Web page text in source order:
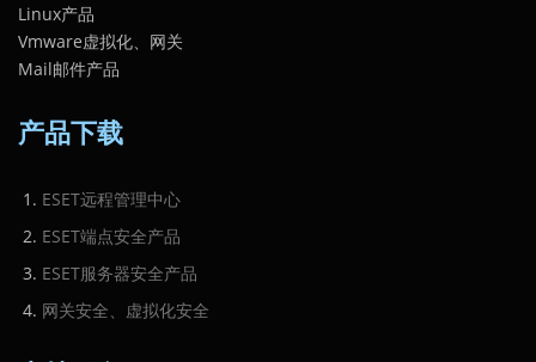
Linux产品
Vmware虚拟化、网关
Mail邮件产品
产品下载
ESET远程管理中心
ESET端点安全产品
ESET服务器安全产品
网关安全、虚拟化安全